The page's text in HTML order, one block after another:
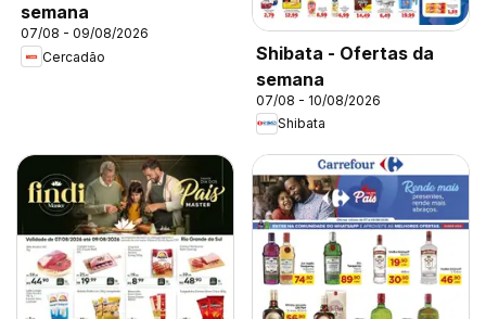
semana
07/08 - 09/08/2026
Cercadão
Shibata - Ofertas da
semana
07/08 - 10/08/2026
Shibata